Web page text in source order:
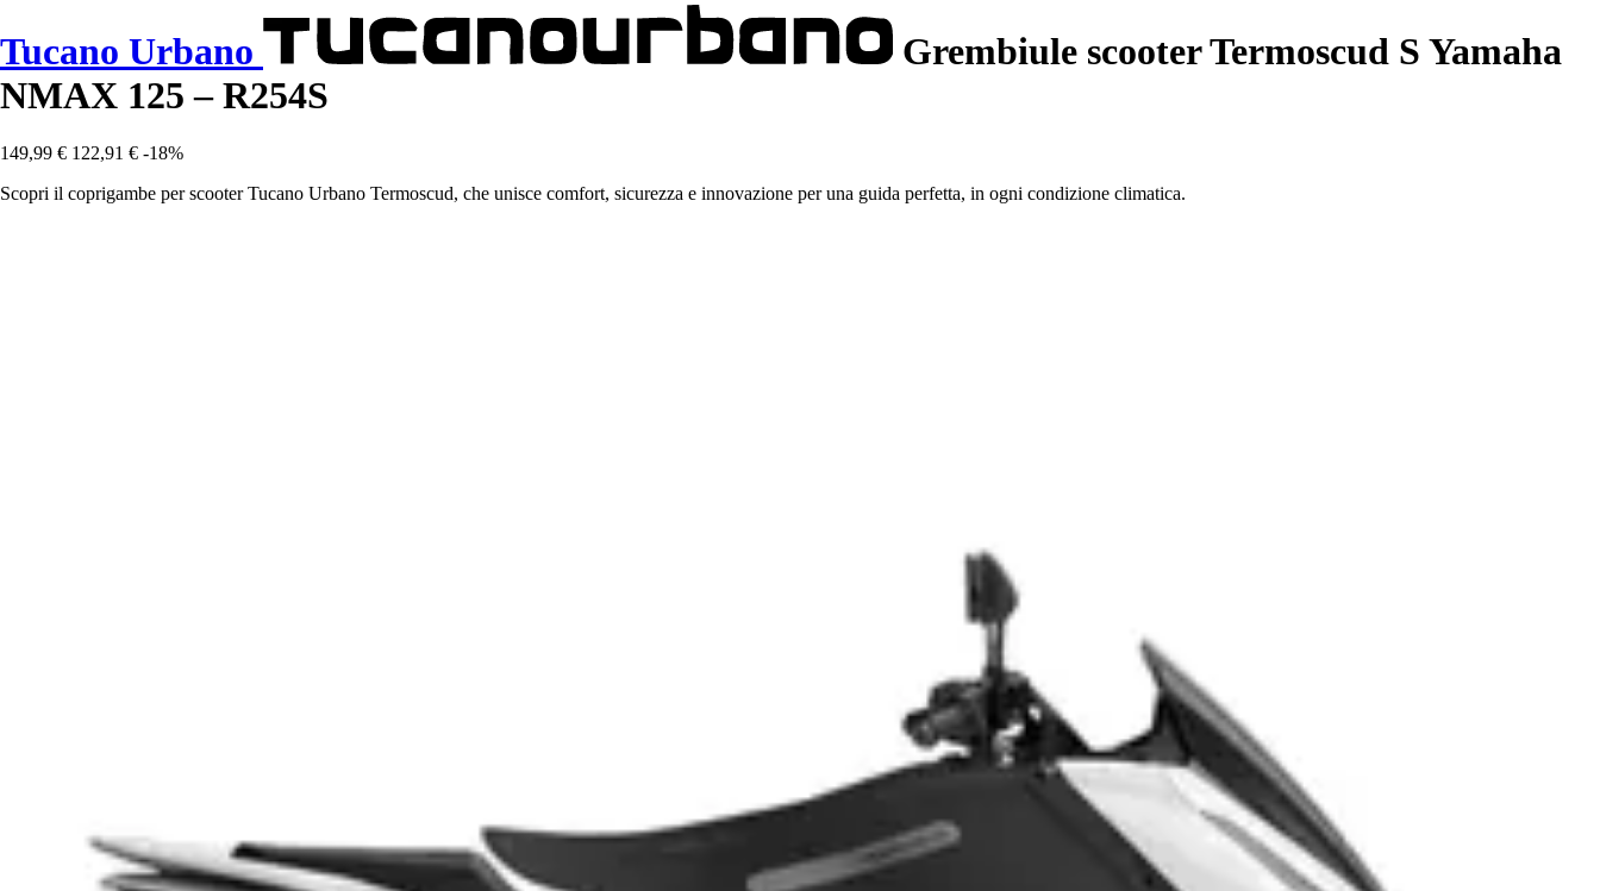
Tucano Urbano
Grembiule scooter Termoscud S Yamaha
NMAX 125 – R254S
149,99 € 122,91 € -18%
Scopri il coprigambe per scooter Tucano Urbano Termoscud, che unisce comfort, sicurezza e innovazione per una guida perfetta, in ogni condizione climatica.